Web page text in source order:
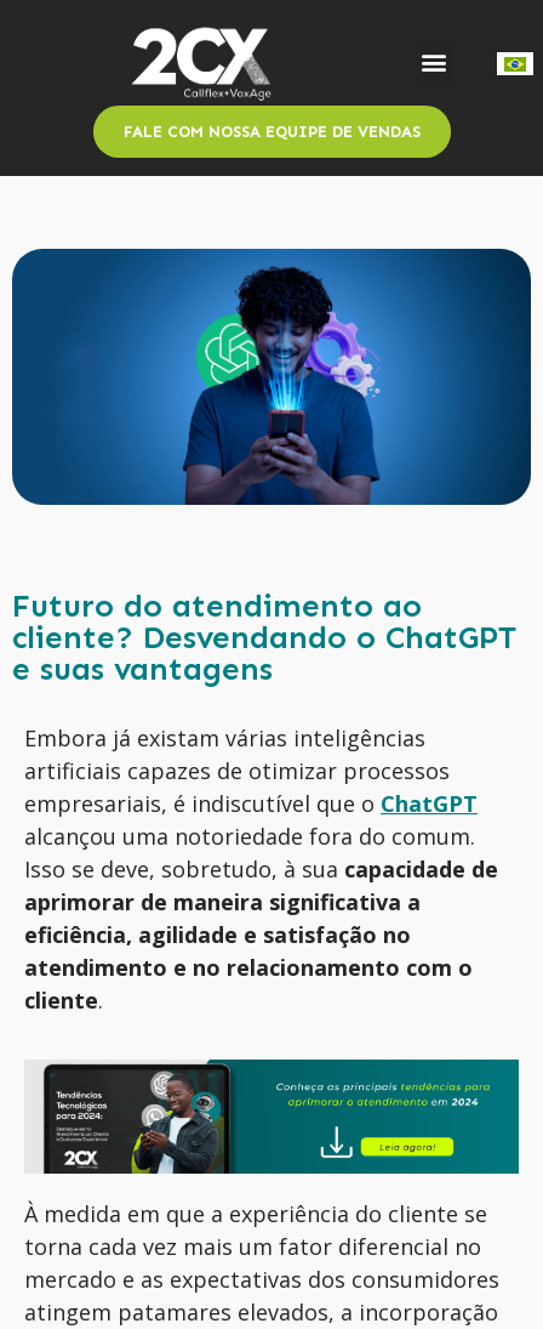
FALE COM NOSSA EQUIPE DE VENDAS
Futuro do atendimento ao
cliente? Desvendando o ChatGPT
e suas vantagens
Embora já existam várias inteligências
artificiais capazes de otimizar processos
empresariais, é indiscutível que o ChatGPT
alcançou uma notoriedade fora do comum.
Isso se deve, sobretudo, à sua capacidade de
aprimorar de maneira significativa a
eficiência, agilidade e satisfação no
atendimento e no relacionamento com o
cliente.
À medida em que a experiência do cliente se
torna cada vez mais um fator diferencial no
mercado e as expectativas dos consumidores
atingem patamares elevados, a incorporação